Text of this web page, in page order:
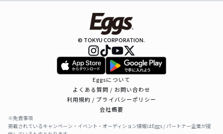
© TOKYU CORPORATION.
Eggsについて
よくある質問 / お問い合わせ
利用規約 / プライバシーポリシー
会社概要
※免責事項
掲載されているキャンペーン・イベント・オーディション情報はEggs / パートナー企業が提